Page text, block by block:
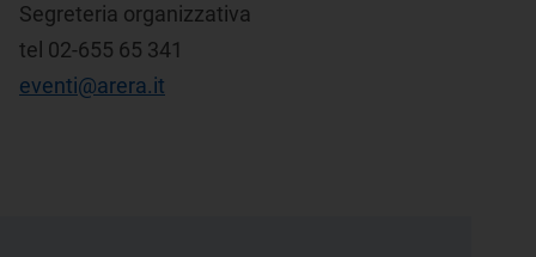
Segreteria organizzativa
tel 02-655 65 341
eventi@arera.it